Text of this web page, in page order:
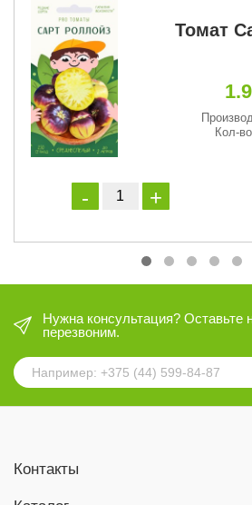
Томат
Кол-
Нужна консультация? Оставьте
перезвоним.
Контакты